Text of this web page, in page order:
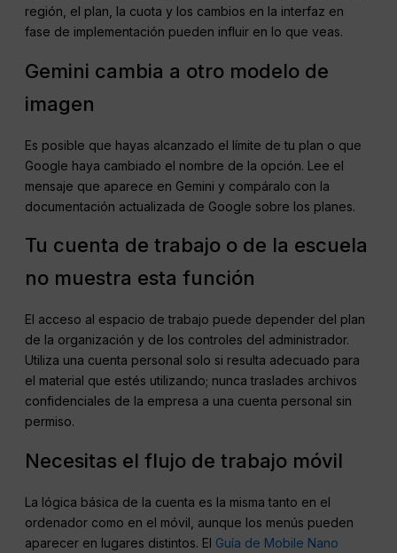
región, el plan, la cuota y los cambios en la interfaz en
fase de implementación pueden influir en lo que veas.
Gemini cambia a otro modelo de
imagen
Es posible que hayas alcanzado el límite de tu plan o que
Google haya cambiado el nombre de la opción. Lee el
mensaje que aparece en Gemini y compáralo con la
documentación actualizada de Google sobre los planes.
Tu cuenta de trabajo o de la escuela
no muestra esta función
El acceso al espacio de trabajo puede depender del plan
de la organización y de los controles del administrador.
Utiliza una cuenta personal solo si resulta adecuado para
el material que estés utilizando; nunca traslades archivos
confidenciales de la empresa a una cuenta personal sin
permiso.
Necesitas el flujo de trabajo móvil
La lógica básica de la cuenta es la misma tanto en el
ordenador como en el móvil, aunque los menús pueden
aparecer en lugares distintos. El Guía de Mobile Nano